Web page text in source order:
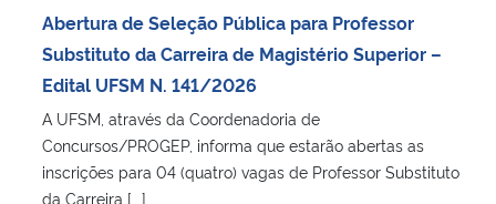
Abertura de Seleção Pública para Professor
Substituto da Carreira de Magistério Superior –
Edital UFSM N. 141/2026
A UFSM, através da Coordenadoria de
Concursos/PROGEP, informa que estarão abertas as
inscrições para 04 (quatro) vagas de Professor Substituto
da Carreira [...]